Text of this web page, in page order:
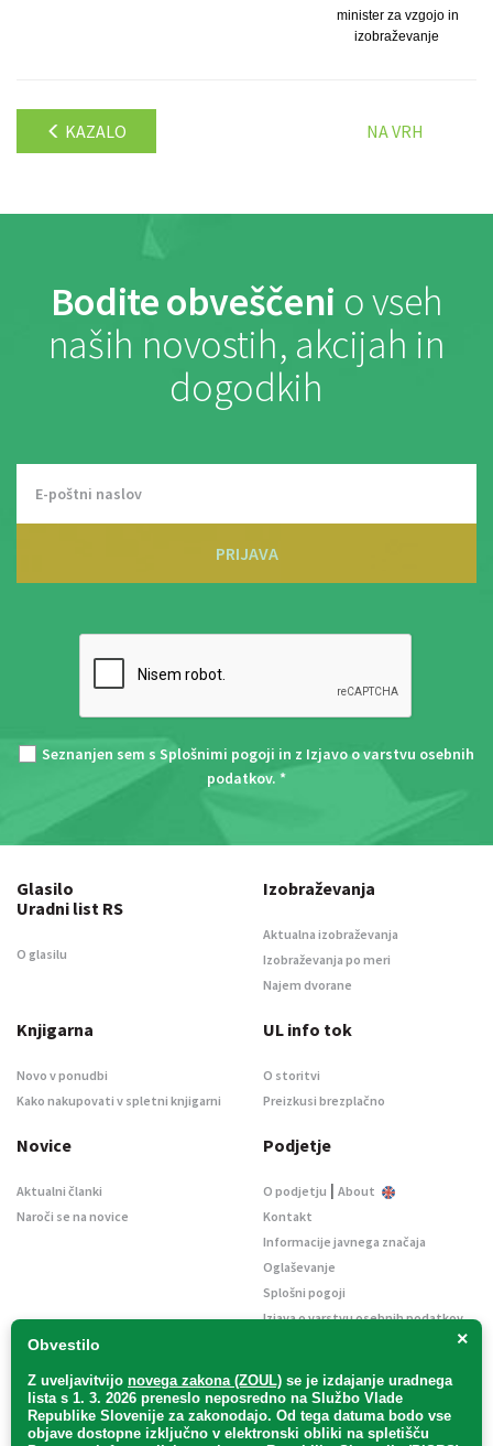
minister za vzgojo in
izobraževanje
KAZALO NA VRH
Bodite obveščeni o vseh
naših novostih, akcijah in
dogodkih
PRIJAVA
Seznanjen sem s Splošnimi pogoji in z Izjavo o varstvu osebnih
podatkov. *
×
Obvestilo
Z uveljavitvijo novega zakona (ZOUL) se je izdajanje uradnega
lista s 1. 3. 2026 preneslo neposredno na Službo Vlade
Republike Slovenije za zakonodajo. Od tega datuma bodo vse
objave dostopne izključno v elektronski obliki na spletišču
Glasilo
Uradni list RS
O glasilu
Izobraževanja
Aktualna izobraževanja
Izobraževanja po meri
Najem dvorane
Knjigarna
Novo v ponudbi
Kako nakupovati v spletni knjigarni
UL info tok
O storitvi
Preizkusi brezplačno
Novice
Aktualni članki
Naroči se na novice
Podjetje
O podjetju
About
Kontakt
Informacije javnega značaja
Oglaševanje
Splošni pogoji
Izjava o varstvu osebnih podatkov